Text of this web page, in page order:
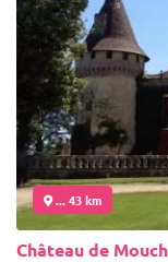
... 43 km
Château de